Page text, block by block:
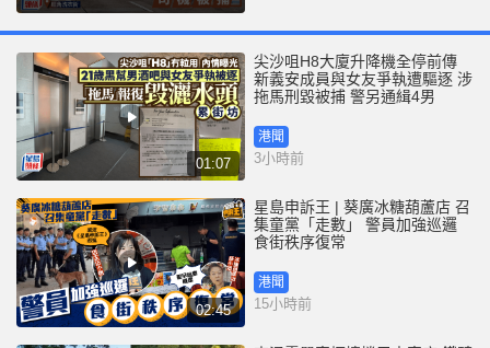
01:07
尖沙咀H8大廈升降機全停前傳
新義安成員與女友爭執遭驅逐 涉
拖馬刑毀被捕 警另通緝4男
港聞
3小時前
02:45
星島申訴王 | 葵廣冰糖葫蘆店 召
集童黨「走數」 警員加強巡邏
食街秩序復常
港聞
15小時前